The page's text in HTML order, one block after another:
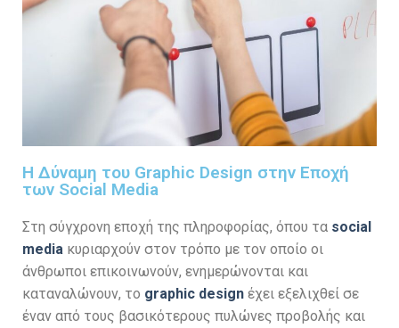
Η Δύναμη του Graphic Design στην Εποχή
των Social Media
Στη σύγχρονη εποχή της πληροφορίας, όπου τα social
media κυριαρχούν στον τρόπο με τον οποίο οι
άνθρωποι επικοινωνούν, ενημερώνονται και
καταναλώνουν, το graphic design έχει εξελιχθεί σε
έναν από τους βασικότερους πυλώνες προβολής και